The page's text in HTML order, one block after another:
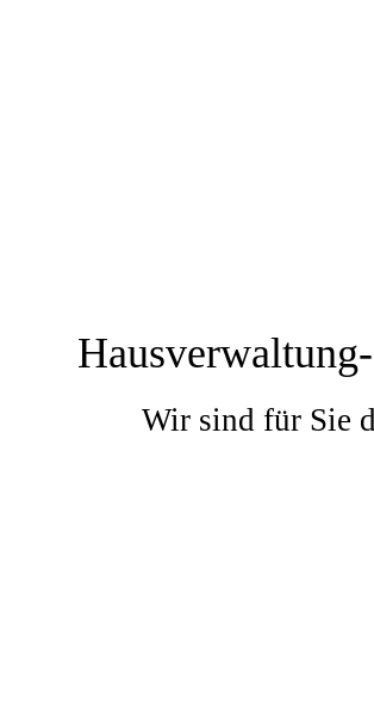
Wir sind für Sie